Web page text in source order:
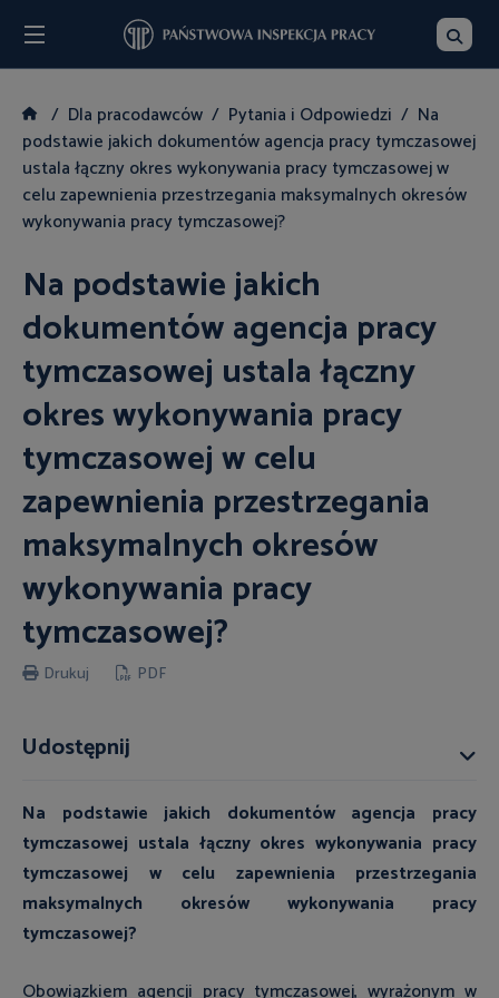
Dla pracodawców Pytania i Odpowiedzi
Na
podstawie jakich dokumentów agencja pracy tymczasowej
ustala łączny okres wykonywania pracy tymczasowej w
celu zapewnienia przestrzegania maksymalnych okresów
wykonywania pracy tymczasowej?
Na podstawie jakich
dokumentów agencja pracy
tymczasowej ustala łączny
okres wykonywania pracy
tymczasowej w celu
zapewnienia przestrzegania
maksymalnych okresów
wykonywania pracy
tymczasowej?
Drukuj PDF
Na podstawie jakich dokumentów agencja pracy
tymczasowej ustala łączny okres wykonywania pracy
tymczasowej w celu zapewnienia przestrzegania
maksymalnych okresów wykonywania pracy
tymczasowej?
Obowiązkiem agencji pracy tymczasowej, wyrażonym w
Udostępnij
Szukaj